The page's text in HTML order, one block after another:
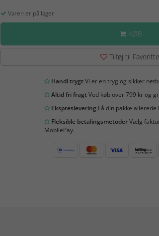
Varen er på lager
KØB
Tilføj til
Handl trygtVi er en tryg og sikker
Altid fri fragtVed køb over 799 kr og
EkspresleveringFå din pakke allerede
Fleksible betalingsmetoderVælg
MobilePay.